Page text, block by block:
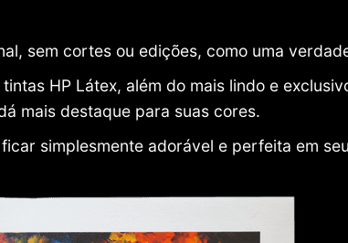
sem cortes ou edições, como uma
HP Látex, além do mais lindo e
mais destaque para suas cores.
simplesmente adorável e perfeita em